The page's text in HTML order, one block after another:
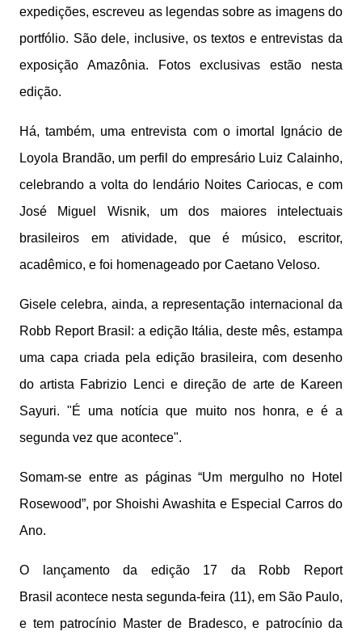
expedições, escreveu as legendas sobre as imagens do
portfólio. São dele, inclusive, os textos e entrevistas da
exposição Amazônia. Fotos exclusivas estão nesta
edição.
Há, também, uma entrevista com o imortal Ignácio de
Loyola Brandão, um perfil do empresário Luiz Calainho,
celebrando a volta do lendário Noites Cariocas, e com
José Miguel Wisnik, um dos maiores intelectuais
brasileiros em atividade, que é músico, escritor,
acadêmico, e foi homenageado por Caetano Veloso.
Gisele celebra, ainda, a representação internacional da
Robb Report Brasil: a edição Itália, deste mês, estampa
uma capa criada pela edição brasileira, com desenho
do artista Fabrizio Lenci e direção de arte de Kareen
Sayuri. "É uma notícia que muito nos honra, e é a
segunda vez que acontece".
Somam-se entre as páginas “Um mergulho no Hotel
Rosewood”, por Shoishi Awashita e Especial Carros do
Ano.
O lançamento da edição 17 da Robb Report
Brasil acontece nesta segunda-feira (11), em São Paulo,
e tem patrocínio Master de Bradesco, e patrocínio da